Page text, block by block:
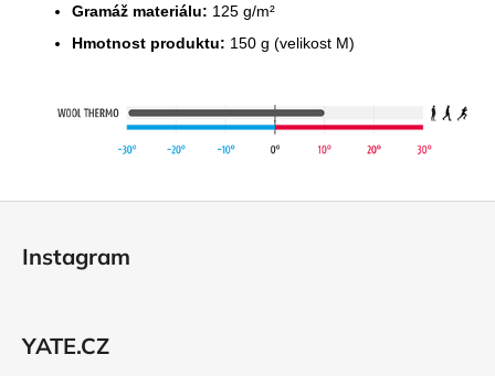
Gramáž materiálu: 125 g/m²
Hmotnost produktu: 150 g (velikost M)
Instagram
YATE.CZ